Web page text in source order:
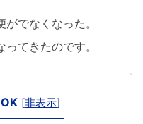
でなくなった。
てきたのです。
[非表示]